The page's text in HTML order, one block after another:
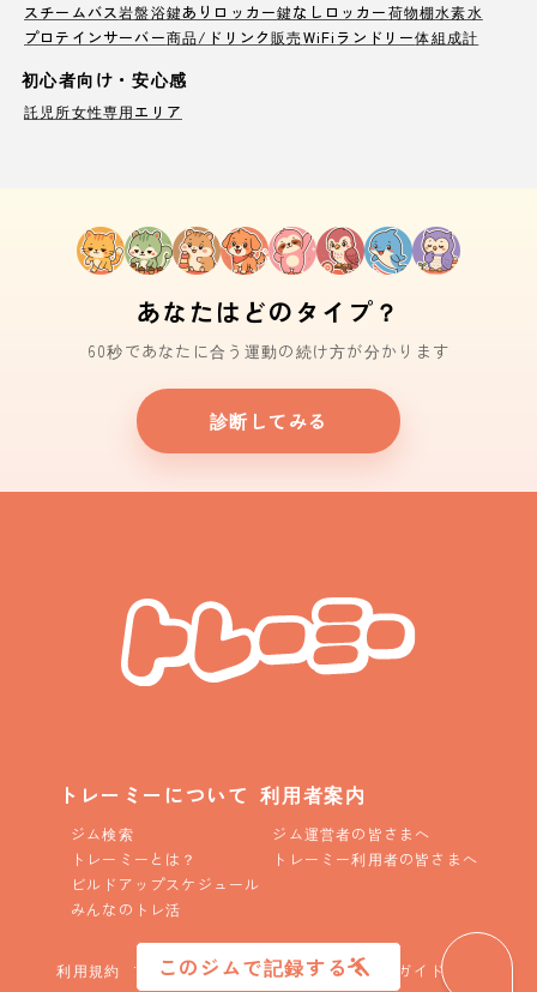
このジムで記録する
スチームバス岩盤浴鍵ありロッカー鍵なしロッカー荷物棚水素水
プロテインサーバー商品/ドリンク販売WiFi ランドリー体組成計
初心者向け・安心感
託児所女性専用エリア
あなたはどのタイプ？
60秒であなたに合う運動の続け方が分かります
診断してみる
トレーミーについて
ジム検索
トレーミーとは？
ビルドアップスケジュール
みんなのトレ活
利用者案内
ジム運営者の皆さまへ
トレーミー利用者の皆さまへ
利用規約 プライバシーポリシー コニュニティガイドライン